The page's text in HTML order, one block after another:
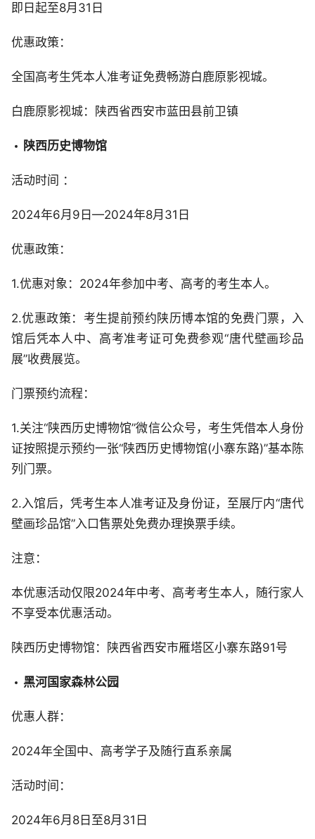
即日起至8月31日
优惠政策：
全国高考生凭本人准考证免费畅游白鹿原影视城。
白鹿原影视城：陕西省西安市蓝田县前卫镇
陕西历史博物馆
活动时间 ：
2024年6月9日—2024年8月31日
优惠政策：
1.优惠对象：2024年参加中考、高考的考生本人。
2.优惠政策：考生提前预约陕历博本馆的免费门票，入
馆后凭本人中、高考准考证可免费参观“唐代壁画珍品
展”收费展览。
门票预约流程：
1.关注“陕西历史博物馆”微信公众号，考生凭借本人身份
证按照提示预约一张“陕西历史博物馆(小寨东路)”基本陈
列门票。
2.入馆后，凭考生本人准考证及身份证，至展厅内“唐代
壁画珍品馆”入口售票处免费办理换票手续。
注意：
本优惠活动仅限2024年中考、高考考生本人，随行家人
不享受本优惠活动。
陕西历史博物馆：陕西省西安市雁塔区小寨东路91号
黑河国家森林公园
优惠人群：
2024年全国中、高考学子及随行直系亲属
活动时间：
2024年6月8日至8月31日